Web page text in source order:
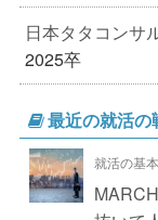
日本タタコンサ
2025卒
最近の就活の
就活の基